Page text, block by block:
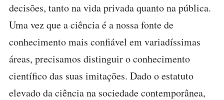
decisões, tanto na vida privada quanto na pública.
Uma vez que a ciência é a nossa fonte de
conhecimento mais confiável em variadíssimas
áreas, precisamos distinguir o conhecimento
científico das suas imitações. Dado o estatuto
elevado da ciência na sociedade contemporânea,